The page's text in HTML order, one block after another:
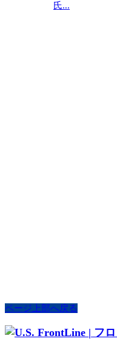
氏...
ページ上部へ戻る